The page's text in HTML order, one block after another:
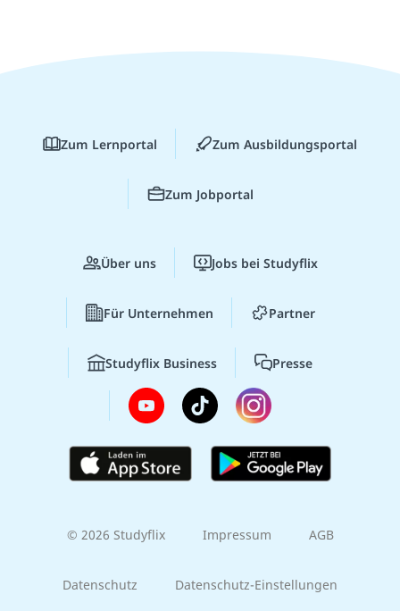
Zum Lernportal Zum Ausbildungsportal
Zum Jobportal
Über uns Jobs bei Studyflix
Für Unternehmen Partner
Studyflix Business Presse
© 2026 Studyflix Impressum AGB
Datenschutz Datenschutz-Einstellungen